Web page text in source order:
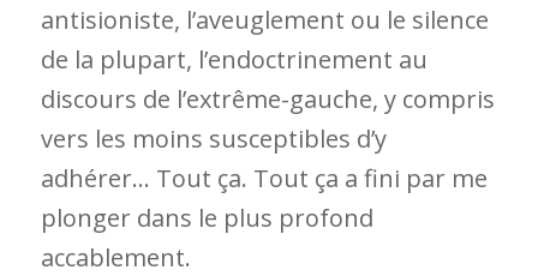
antisioniste, l’aveuglement ou le silence
de la plupart, l’endoctrinement au
discours de l’extrême-gauche, y compris
vers les moins susceptibles d’y
adhérer… Tout ça. Tout ça a fini par me
plonger dans le plus profond
accablement.